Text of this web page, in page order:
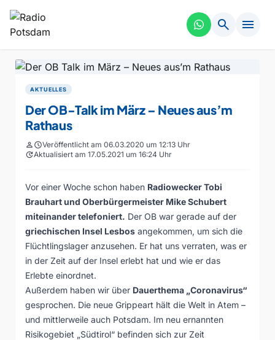
search menu
AKTUELLES
Der OB-Talk im März – Neues aus’m
Rathaus
personscheduleVeröffentlicht am 06.03.2020 um 12:13 Uhr
updateAktualisiert am 17.05.2021 um 16:24 Uhr
Vor einer Woche schon haben Radiowecker Tobi
Brauhart und Oberbürgermeister Mike Schubert
miteinander telefoniert. Der OB war gerade auf der
griechischen Insel Lesbos angekommen, um sich die
Flüchtlingslager anzusehen. Er hat uns verraten, was er
in der Zeit auf der Insel erlebt hat und wie er das
Erlebte einordnet.
Außerdem haben wir über Dauerthema „Coronavirus“
gesprochen. Die neue Grippeart hält die Welt in Atem –
und mittlerweile auch Potsdam. Im neu ernannten
Risikogebiet „Südtirol“ befinden sich zur Zeit